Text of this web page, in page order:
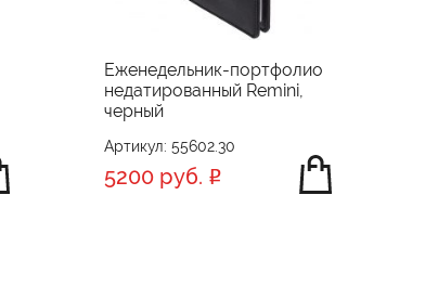
Еженедельник-портфолио
недатированный Remini,
черный
Артикул: 55602.30
5200 руб.